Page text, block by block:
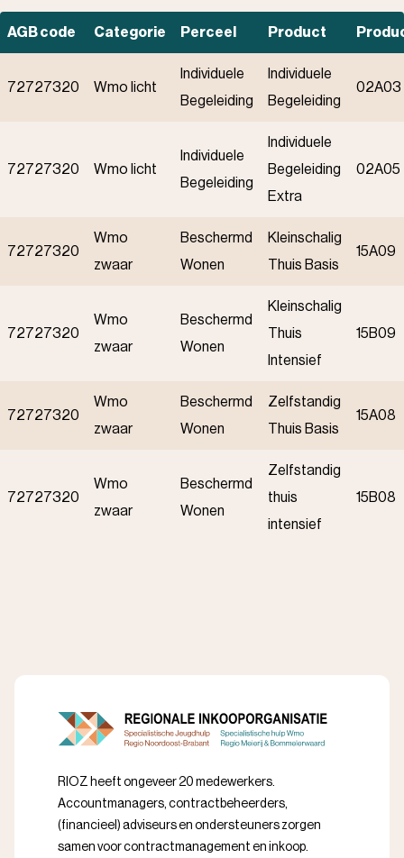
AGB code Categorie Perceel Product
72727320 Wmo licht
Individuele
Begeleiding
Individuele
Begeleiding
02A03
72727320 Wmo licht
Individuele
Begeleiding
Individuele
Begeleiding
Extra
02A05
72727320
Wmo
zwaar
Beschermd
Wonen
Kleinschalig
Thuis Basis
15A09
72727320
Wmo
zwaar
Beschermd
Wonen
Kleinschalig
Thuis
Intensief
15B09
72727320
Wmo
zwaar
Beschermd
Wonen
Zelfstandig
Thuis Basis
15A08
72727320
Wmo
zwaar
Beschermd
Wonen
Zelfstandig
thuis
intensief
15B08
RIOZ heeft ongeveer 20 medewerkers.
Accountmanagers, contractbeheerders,
(financieel) adviseurs en ondersteuners zorgen
samen voor contractmanagement en inkoop.